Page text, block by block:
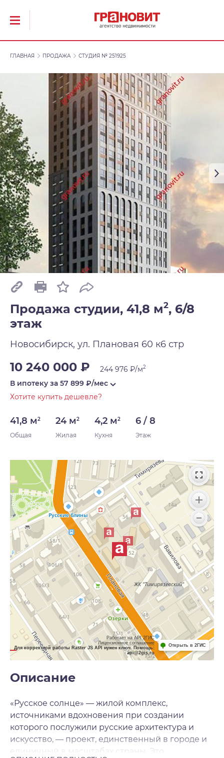
ГЛАВНАЯ ПРОДАЖА СТУДИЯ № 251925
Продажа студии, 41,8 м2, 6/8
этаж
Новосибирск, ул. Плановая 60 к6 стр
10 240 000 ₽ 244 976 ₽/м2
В ипотеку за 57 899 ₽/мес
Хотите купить дешевле?
41,8 м2
Общая
24 м2
Жилая
4,2 м2
Кухня
6 / 8
Этаж
Работает на API 2ГИС
Лицензионное соглашение
Для корректной работы Raster JS API нужен ключ. Помощь:
api@2gis.ru
Открыть в 2ГИС
Описание
«Русское солнце» — жилой комплекс,
источниками вдохновения при создании
которого послужили русские архитектура и
искусство, — проект, единственный в городе и
единичный в масштабах страны. Это